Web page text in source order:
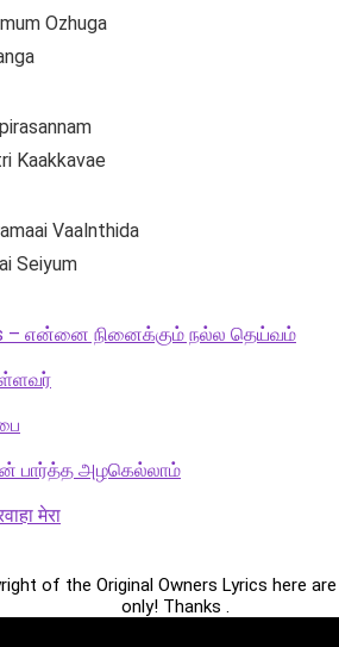
Ozhuga
Kaakkavae
Vaalnthida
Seiyum
– என்னை நினைக்கும் நல்ல தெய்வம்
பார்த்த அழகெல்லாம்
मेरा
of the Original Owners Lyrics here
only! Thanks .